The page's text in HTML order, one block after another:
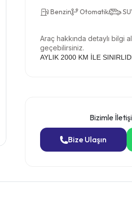
Benzin Otomatik
Araç hakkında detaylı bilgi
geçebilirsiniz.
AYLIK 2000 KM İLE
Bizimle
Bize Ulaşın